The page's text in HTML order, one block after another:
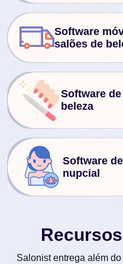
Software
salões de
Software
beleza
Software
nupcial
Salonist entrega além